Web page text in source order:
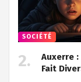
SOCIÉTÉ
Auxerre :
Fait